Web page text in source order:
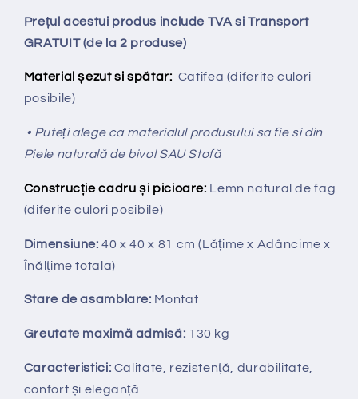
Prețul acestui produs include TVA si Transport
GRATUIT (de la 2 produse)
Material șezut si spătar: Catifea (diferite culori
posibile)
• Puteți alege ca materialul produsului sa fie si din
Piele naturală de bivol SAU Stofă
Construcție cadru și picioare: Lemn natural de fag
(diferite culori posibile)
Dimensiune: 40 x 40 x 81 cm(Lățime x Adâncime x
Înălțime totala)
Stare de asamblare: Montat
Greutate maximă admisă: 130 kg
Caracteristici: Calitate, rezistență, durabilitate,
confort și eleganță